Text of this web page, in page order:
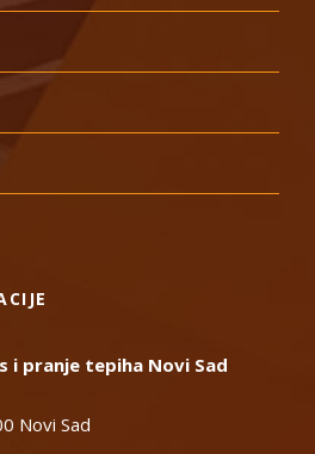
i pranje tepiha Novi Sad
Novi Sad